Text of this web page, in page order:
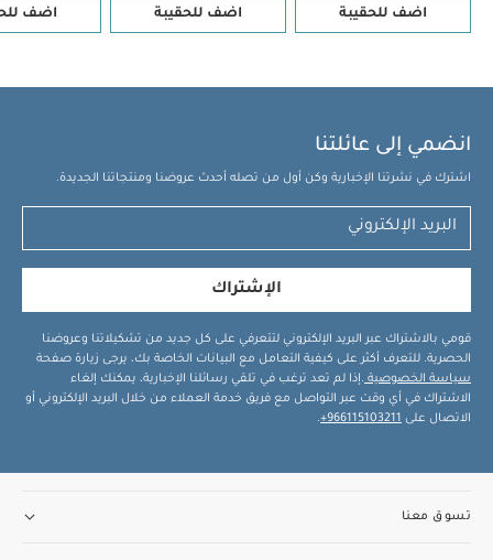
اضف للحقيبة اضف للحقيبة اضف
انضمي إلى عائلتنا
اشترك في نشرتنا الإخبارية وكن أول من تصله أحدث عروضنا ومنتجاتنا الجديدة.
الإشتراك
قومي بالاشتراك عبر البريد الإلكتروني لتتعرفي على كل جديد من تشكيلاتنا وعروضنا
الحصرية. للتعرف أكثر على كيفية التعامل مع البيانات الخاصة بك، يرجى زيارة صفحة
سياسة الخصوصية .إذا لم تعد ترغب في تلقي رسائلنا الإخبارية، يمكنك إلغاء
الاشتراك في أي وقت عبر التواصل مع فريق خدمة العملاء من خلال البريد الإلكتروني أو
الاتصال على 966115103211+
.
تسوق معنا